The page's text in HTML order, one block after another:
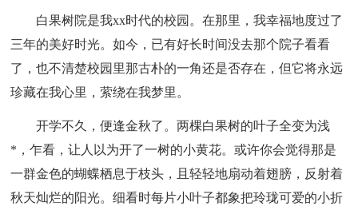
白果树院是我xx时代的校园。在那里，我幸福地度过了
三年的美好时光。如今，已有好长时间没去那个院子看看
了，也不清楚校园里那古朴的一角还是否存在，但它将永远
珍藏在我心里，萦绕在我梦里。
开学不久，便逢金秋了。两棵白果树的叶子全变为浅
*，乍看，让人以为开了一树的小黄花。或许你会觉得那是
一群金色的蝴蝶栖息于枝头，且轻轻地扇动着翅膀，反射着
秋天灿烂的阳光。细看时每片小叶子都象把玲珑可爱的小折